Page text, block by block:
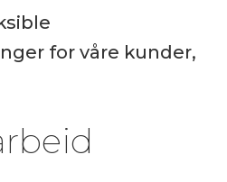
for våre kunder,